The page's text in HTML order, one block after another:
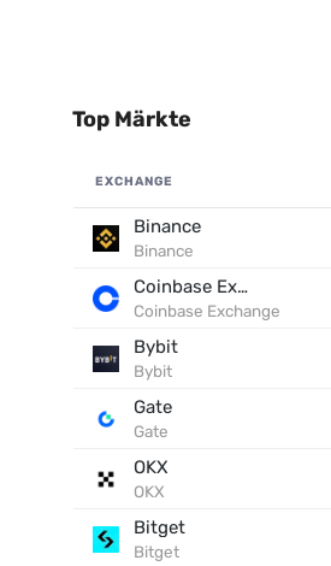
Top Märkte
EXCHANGE
Binance
Binance
Coinbase Exchange
Coinbase Exchange
Bybit
Bybit
Gate
Gate
OKX
OKX
Bitget
Bitget